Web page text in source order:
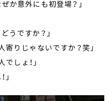
か意外にも初登場？」
うですか？」
寄りじゃないですか？笑」
でしょ！」